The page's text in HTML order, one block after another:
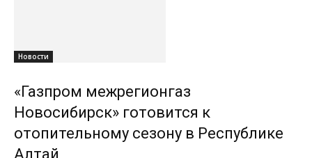
Новости
«Газпром межрегионгаз
Новосибирск» готовится к
отопительному сезону в Республике
Алтай